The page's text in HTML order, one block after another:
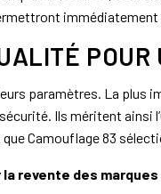
immédiatement
paramètres. La
Ils méritent ainsi
Camouflage 83
revente des